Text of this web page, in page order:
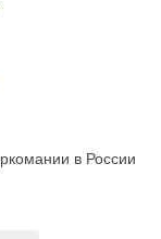
в России